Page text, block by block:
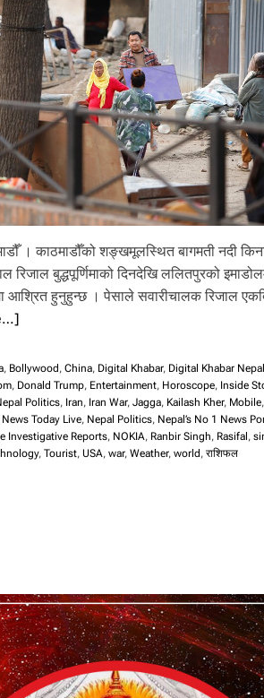
। काठमाडौँको शङ्खमूलस्थित बागमती नदी
रिजाल बुद्धपूर्णिमाको दिनदेखि ललितपुरको
आश्रित हुनुहुन्छ । पेसाले सवारीचालक रिजाल
, Bollywood ,China, Digital Khabar, Digital Khabar Nepal
, Donald Trump, Entertainment, Horoscope, Inside
Politics, Iran, Iran War,Jagga, Kailash Kher, Mobile
Today Live, Nepal Politics, Nepal’s No 1 News
Investigative Reports, NOKIA, Ranbir Singh, Rasifal ,
,Tourist, USA,war,Weather,world ,राशिफल